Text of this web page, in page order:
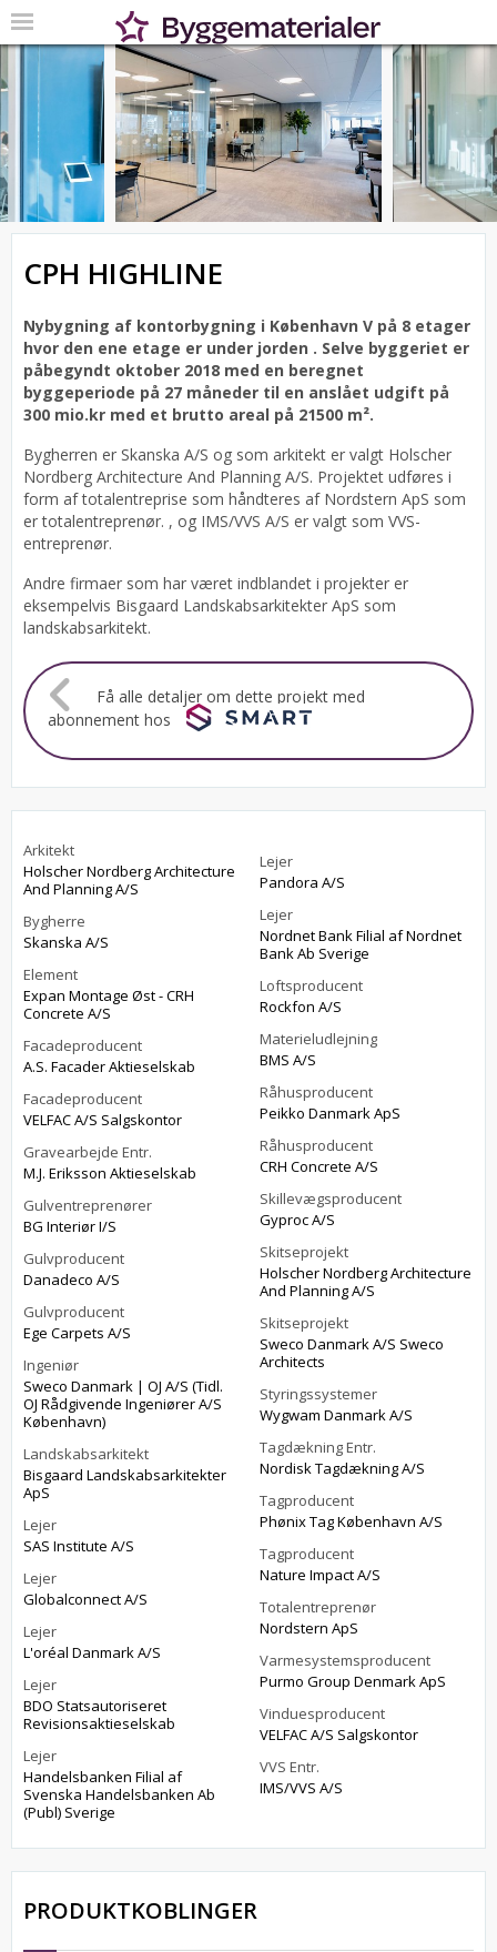
CPH HIGHLINE
Nybygning af kontorbygning i København V på 8 etager
hvor den ene etage er under jorden . Selve byggeriet er
påbegyndt oktober 2018 med en beregnet
byggeperiode på 27 måneder til en anslået udgift på
300 mio.kr med et brutto areal på 21500 m².
Bygherren er Skanska A/S og som arkitekt er valgt Holscher
Nordberg Architecture And Planning A/S. Projektet udføres i
form af totalentreprise som håndteres af Nordstern ApS som
er totalentreprenør. , og IMS/VVS A/S er valgt som VVS-
entreprenør.
Andre firmaer som har været indblandet i projekter er
eksempelvis Bisgaard Landskabsarkitekter ApS som
landskabsarkitekt.
Få alle detaljer om dette projekt med
abonnement hos
Arkitekt
Holscher Nordberg Architecture
And Planning A/S
Bygherre
Skanska A/S
Element
Expan Montage Øst - CRH
Concrete A/S
Facadeproducent
A.S. Facader Aktieselskab
Facadeproducent
VELFAC A/S Salgskontor
Gravearbejde Entr.
M.J. Eriksson Aktieselskab
Gulventreprenører
BG Interiør I/S
Gulvproducent
Danadeco A/S
Gulvproducent
Ege Carpets A/S
Ingeniør
Sweco Danmark | OJ A/S (Tidl.
OJ Rådgivende Ingeniører A/S
København)
Landskabsarkitekt
Bisgaard Landskabsarkitekter
ApS
Lejer
SAS Institute A/S
Lejer
Globalconnect A/S
Lejer
L'oréal Danmark A/S
Lejer
BDO Statsautoriseret
Revisionsaktieselskab
Lejer
Handelsbanken Filial af
Svenska Handelsbanken Ab
(Publ) Sverige
Lejer
Pandora A/S
Lejer
Nordnet Bank Filial af Nordnet
Bank Ab Sverige
Loftsproducent
Rockfon A/S
Materieludlejning
BMS A/S
Råhusproducent
Peikko Danmark ApS
Råhusproducent
CRH Concrete A/S
Skillevægsproducent
Gyproc A/S
Skitseprojekt
Holscher Nordberg Architecture
And Planning A/S
Skitseprojekt
Sweco Danmark A/S Sweco
Architects
Styringssystemer
Wygwam Danmark A/S
Tagdækning Entr.
Nordisk Tagdækning A/S
Tagproducent
Phønix Tag København A/S
Tagproducent
Nature Impact A/S
Totalentreprenør
Nordstern ApS
Varmesystemsproducent
Purmo Group Denmark ApS
Vinduesproducent
VELFAC A/S Salgskontor
VVS Entr.
IMS/VVS A/S
PRODUKTKOBLINGER